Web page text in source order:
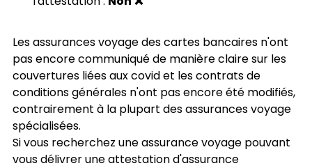
Les assurances voyage des cartes bancaires n'ont
pas encore communiqué de manière claire sur les
couvertures liées aux covid et les contrats de
conditions générales n'ont pas encore été modifiés,
contrairement à la plupart des assurances voyage
spécialisées.
Si vous recherchez une assurance voyage pouvant
vous délivrer une attestation d'assurance